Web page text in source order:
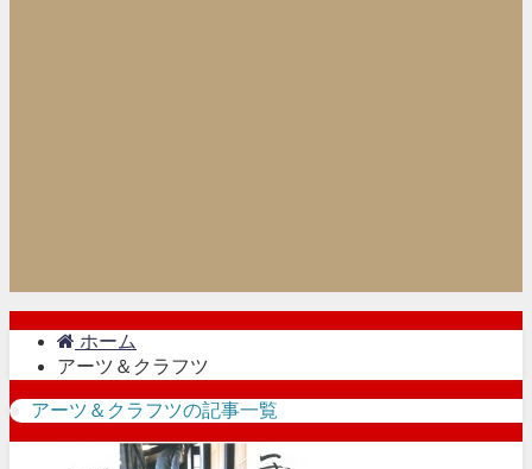
ホーム
アーツ＆クラフツ
アーツ＆クラフツの記事一覧